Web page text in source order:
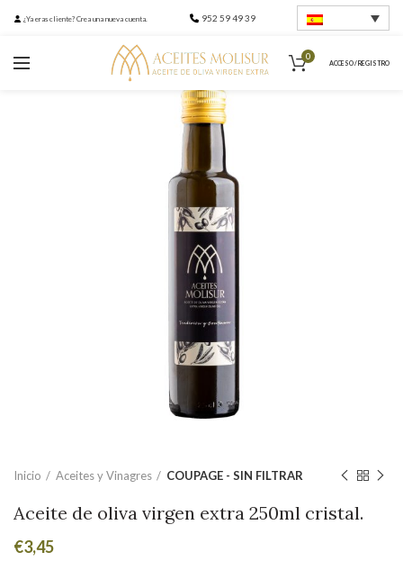
¿Ya eras cliente? Crea una nueva cuenta. 952 59 49 39
0
ACCESO / REGISTRO
Inicio Aceites y Vinagres COUPAGE - SIN FILTRAR
Aceite de oliva virgen extra 250ml cristal.
€3,45